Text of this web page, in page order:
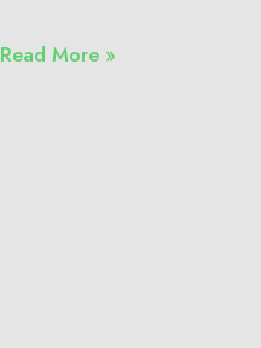
Read More »